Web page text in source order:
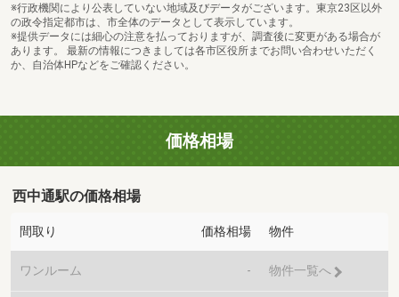
※行政機関により公表していない地域及びデータがございます。東京23区以外
の政令指定都市は、市全体のデータとして表示しています。
※提供データには細心の注意を払っておりますが、調査後に変更がある場合が
あります。 最新の情報につきましては各市区役所までお問い合わせいただく
か、自治体HPなどをご確認ください。
価格相場
西中通駅の価格相場
間取り 価格相場 物件
ワンルーム - 物件一覧へ